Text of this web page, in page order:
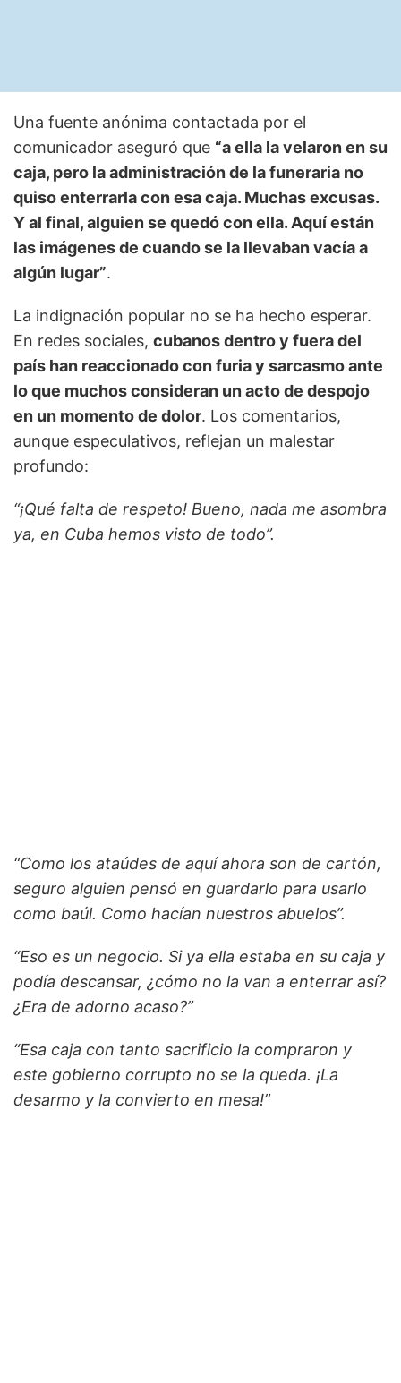
Una fuente anónima contactada por el
comunicador aseguró que “a ella la velaron en su
caja, pero la administración de la funeraria no
quiso enterrarla con esa caja. Muchas excusas.
Y al final, alguien se quedó con ella. Aquí están
las imágenes de cuando se la llevaban vacía a
algún lugar”.
La indignación popular no se ha hecho esperar.
En redes sociales, cubanos dentro y fuera del
país han reaccionado con furia y sarcasmo ante
lo que muchos consideran un acto de despojo
en un momento de dolor. Los comentarios,
aunque especulativos, reflejan un malestar
profundo:
“¡Qué falta de respeto! Bueno, nada me asombra
ya, en Cuba hemos visto de todo”.
“Como los ataúdes de aquí ahora son de cartón,
seguro alguien pensó en guardarlo para usarlo
como baúl. Como hacían nuestros abuelos”.
“Eso es un negocio. Si ya ella estaba en su caja y
podía descansar, ¿cómo no la van a enterrar así?
¿Era de adorno acaso?”
“Esa caja con tanto sacrificio la compraron y
este gobierno corrupto no se la queda. ¡La
desarmo y la convierto en mesa!”